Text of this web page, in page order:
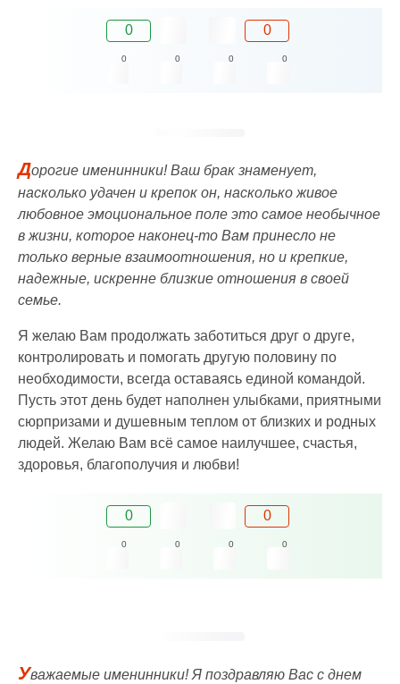
0 0
0 0 0 0
Дорогие именинники! Ваш брак знаменует,
насколько удачен и крепок он, насколько живое
любовное эмоциональное поле это самое необычное
в жизни, которое наконец-то Вам принесло не
только верные взаимоотношения, но и крепкие,
надежные, искренне близкие отношения в своей
семье.
Я желаю Вам продолжать заботиться друг о друге,
контролировать и помогать другую половину по
необходимости, всегда оставаясь единой командой.
Пусть этот день будет наполнен улыбками, приятными
сюрпризами и душевным теплом от близких и родных
людей. Желаю Вам всё самое наилучшее, счастья,
здоровья, благополучия и любви!
0 0
0 0 0 0
Уважаемые именинники! Я поздравляю Вас с днем